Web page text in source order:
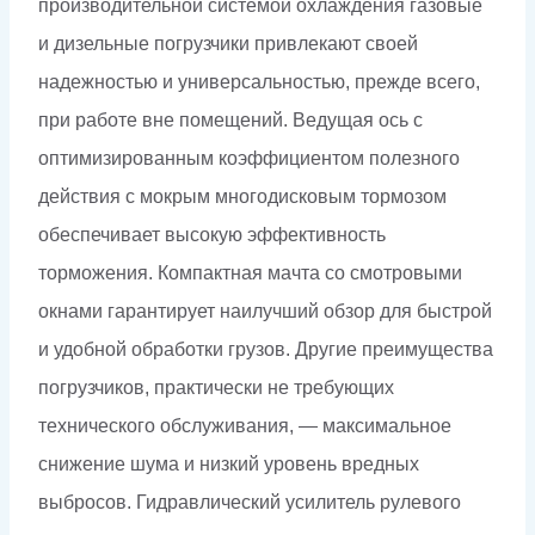
производительной системой охлаждения газовые
и дизельные погрузчики привлекают своей
надежностью и универсальностью, прежде всего,
при работе вне помещений. Ведущая ось с
оптимизированным коэффициентом полезного
действия с мокрым многодисковым тормозом
обеспечивает высокую эффективность
торможения. Компактная мачта со смотровыми
окнами гарантирует наилучший обзор для быстрой
и удобной обработки грузов. Другие преимущества
погрузчиков, практически не требующих
технического обслуживания, — максимальное
снижение шума и низкий уровень вредных
выбросов. Гидравлический усилитель рулевого